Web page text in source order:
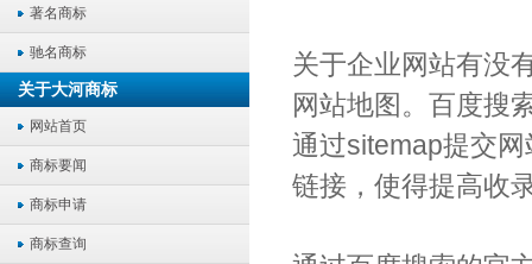
著名商标
驰名商标
关于大河商标
网站首页
商标要闻
商标申请
商标查询
关于企业网站有没
网站地图。百度搜
通过sitemap提交
链接，使得提高收